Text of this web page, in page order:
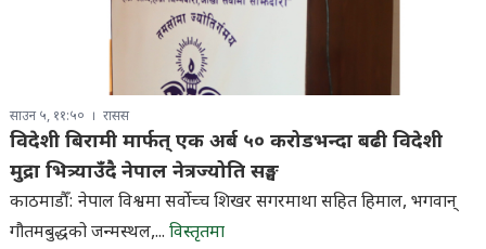
साउन ५, ११:५० रासस
विदेशी बिरामी मार्फत् एक अर्ब ५० करोडभन्दा बढी विदेशी
मुद्रा भित्र्याउँदै नेपाल नेत्रज्योति सङ्घ
काठमाडौँ: नेपाल विश्वमा सर्वाेच्च शिखर सगरमाथा सहित हिमाल, भगवान्
गौतमबुद्धको जन्मस्थल,... विस्तृतमा